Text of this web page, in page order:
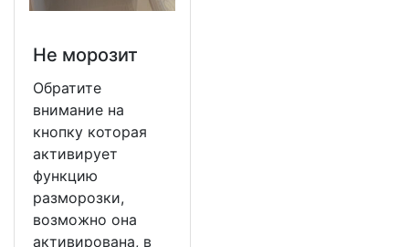
Не морозит
Обратите
внимание на
кнопку которая
активирует
функцию
разморозки,
возможно она
активирована, в